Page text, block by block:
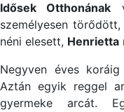
Idősek Otthonának
személyesen
néni elesett, Henrietta
Negyven éves
Aztán egyik reggel
gyermeke arcát.